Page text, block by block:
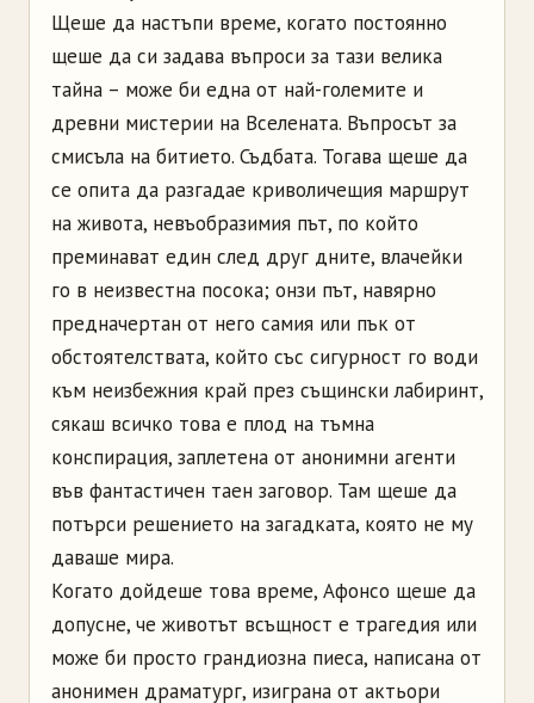
Щеше да настъпи време, когато постоянно
щеше да си задава въпроси за тази велика
тайна – може би една от най-големите и
древни мистерии на Вселената. Въпросът за
смисъла на битието. Съдбата. Тогава щеше да
се опита да разгадае криволичещия маршрут
на живота, невъобразимия път, по който
преминават един след друг дните, влачейки
го в неизвестна посока; онзи път, навярно
предначертан от него самия или пък от
обстоятелствата, който със сигурност го води
към неизбежния край през същински лабиринт,
сякаш всичко това е плод на тъмна
конспирация, заплетена от анонимни агенти
във фантастичен таен заговор. Там щеше да
потърси решението на загадката, която не му
даваше мира.
Когато дойдеше това време, Афонсо щеше да
допусне, че животът всъщност е трагедия или
може би просто грандиозна пиеса, написана от
анонимен драматург, изиграна от актьори